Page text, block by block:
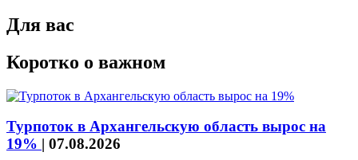
Для вас
Коротко о важном
Турпоток в Архангельскую область вырос на
19% | 07.08.2026